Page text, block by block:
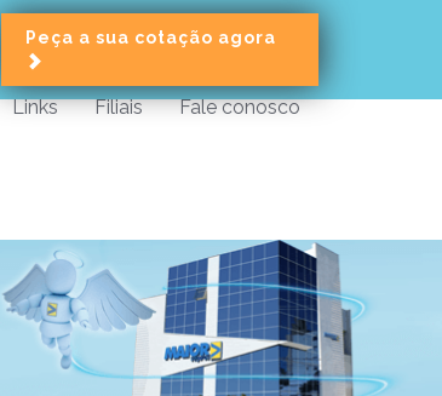
Peça a sua cotação agora
Links Filiais Fale conosco